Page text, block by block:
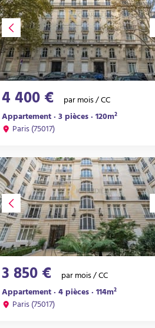
4 400 €
par mois / CC
Appartement · 3 pièces · 120m²
Paris (75017)
3 850 €
par mois / CC
Appartement · 4 pièces · 114m²
Paris (75017)